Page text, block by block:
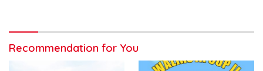
Recommendation for You